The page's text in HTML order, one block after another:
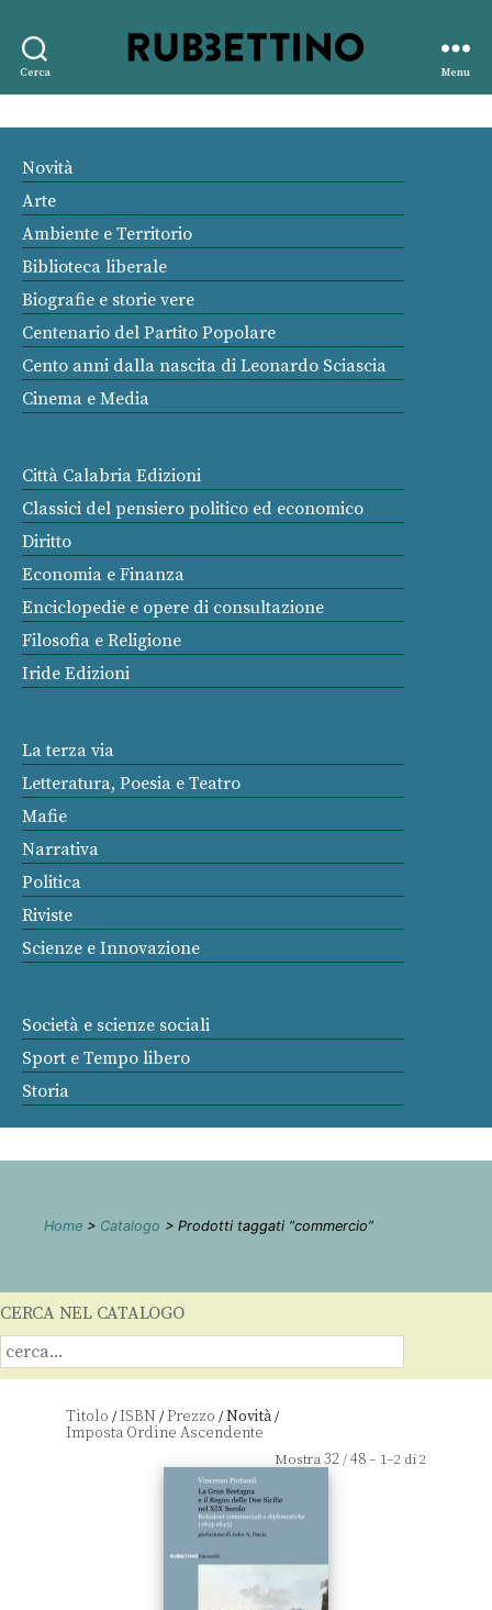
Cerca
editore
Menu
Novità
Arte
Ambiente e Territorio
Biblioteca liberale
Biografie e storie vere
Centenario del Partito Popolare
Cento anni dalla nascita di Leonardo Sciascia
Cinema e Media
Città Calabria Edizioni
Classici del pensiero politico ed economico
Diritto
Economia e Finanza
Enciclopedie e opere di consultazione
Filosofia e Religione
Iride Edizioni
La terza via
Letteratura, Poesia e Teatro
Mafie
Narrativa
Politica
Riviste
Scienze e Innovazione
Società e scienze sociali
Sport e Tempo libero
Storia
Home > Catalogo > Prodotti taggati “commercio”
CERCA NEL CATALOGO
Titolo /ISBN /Prezzo /Novità/
Mostra32/48– 1–2 di 2